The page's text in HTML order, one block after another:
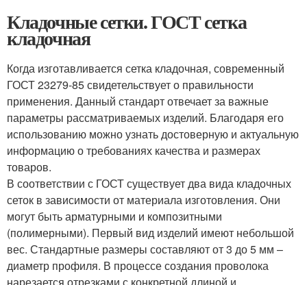
Кладочные сетки. ГОСТ сетка
кладочная
Когда изготавливается сетка кладочная, современный
ГОСТ 23279-85 свидетельствует о правильности
применения. Данный стандарт отвечает за важные
параметры рассматриваемых изделий. Благодаря его
использованию можно узнать достоверную и актуальную
информацию о требованиях качества и размерах
товаров.
В соответствии с ГОСТ существует два вида кладочных
сеток в зависимости от материала изготовления. Они
могут быть арматурными и композитными
(полимерными). Первый вид изделий имеют небольшой
вес. Стандартные размеры составляют от 3 до 5 мм –
диаметр профиля. В процессе создания проволока